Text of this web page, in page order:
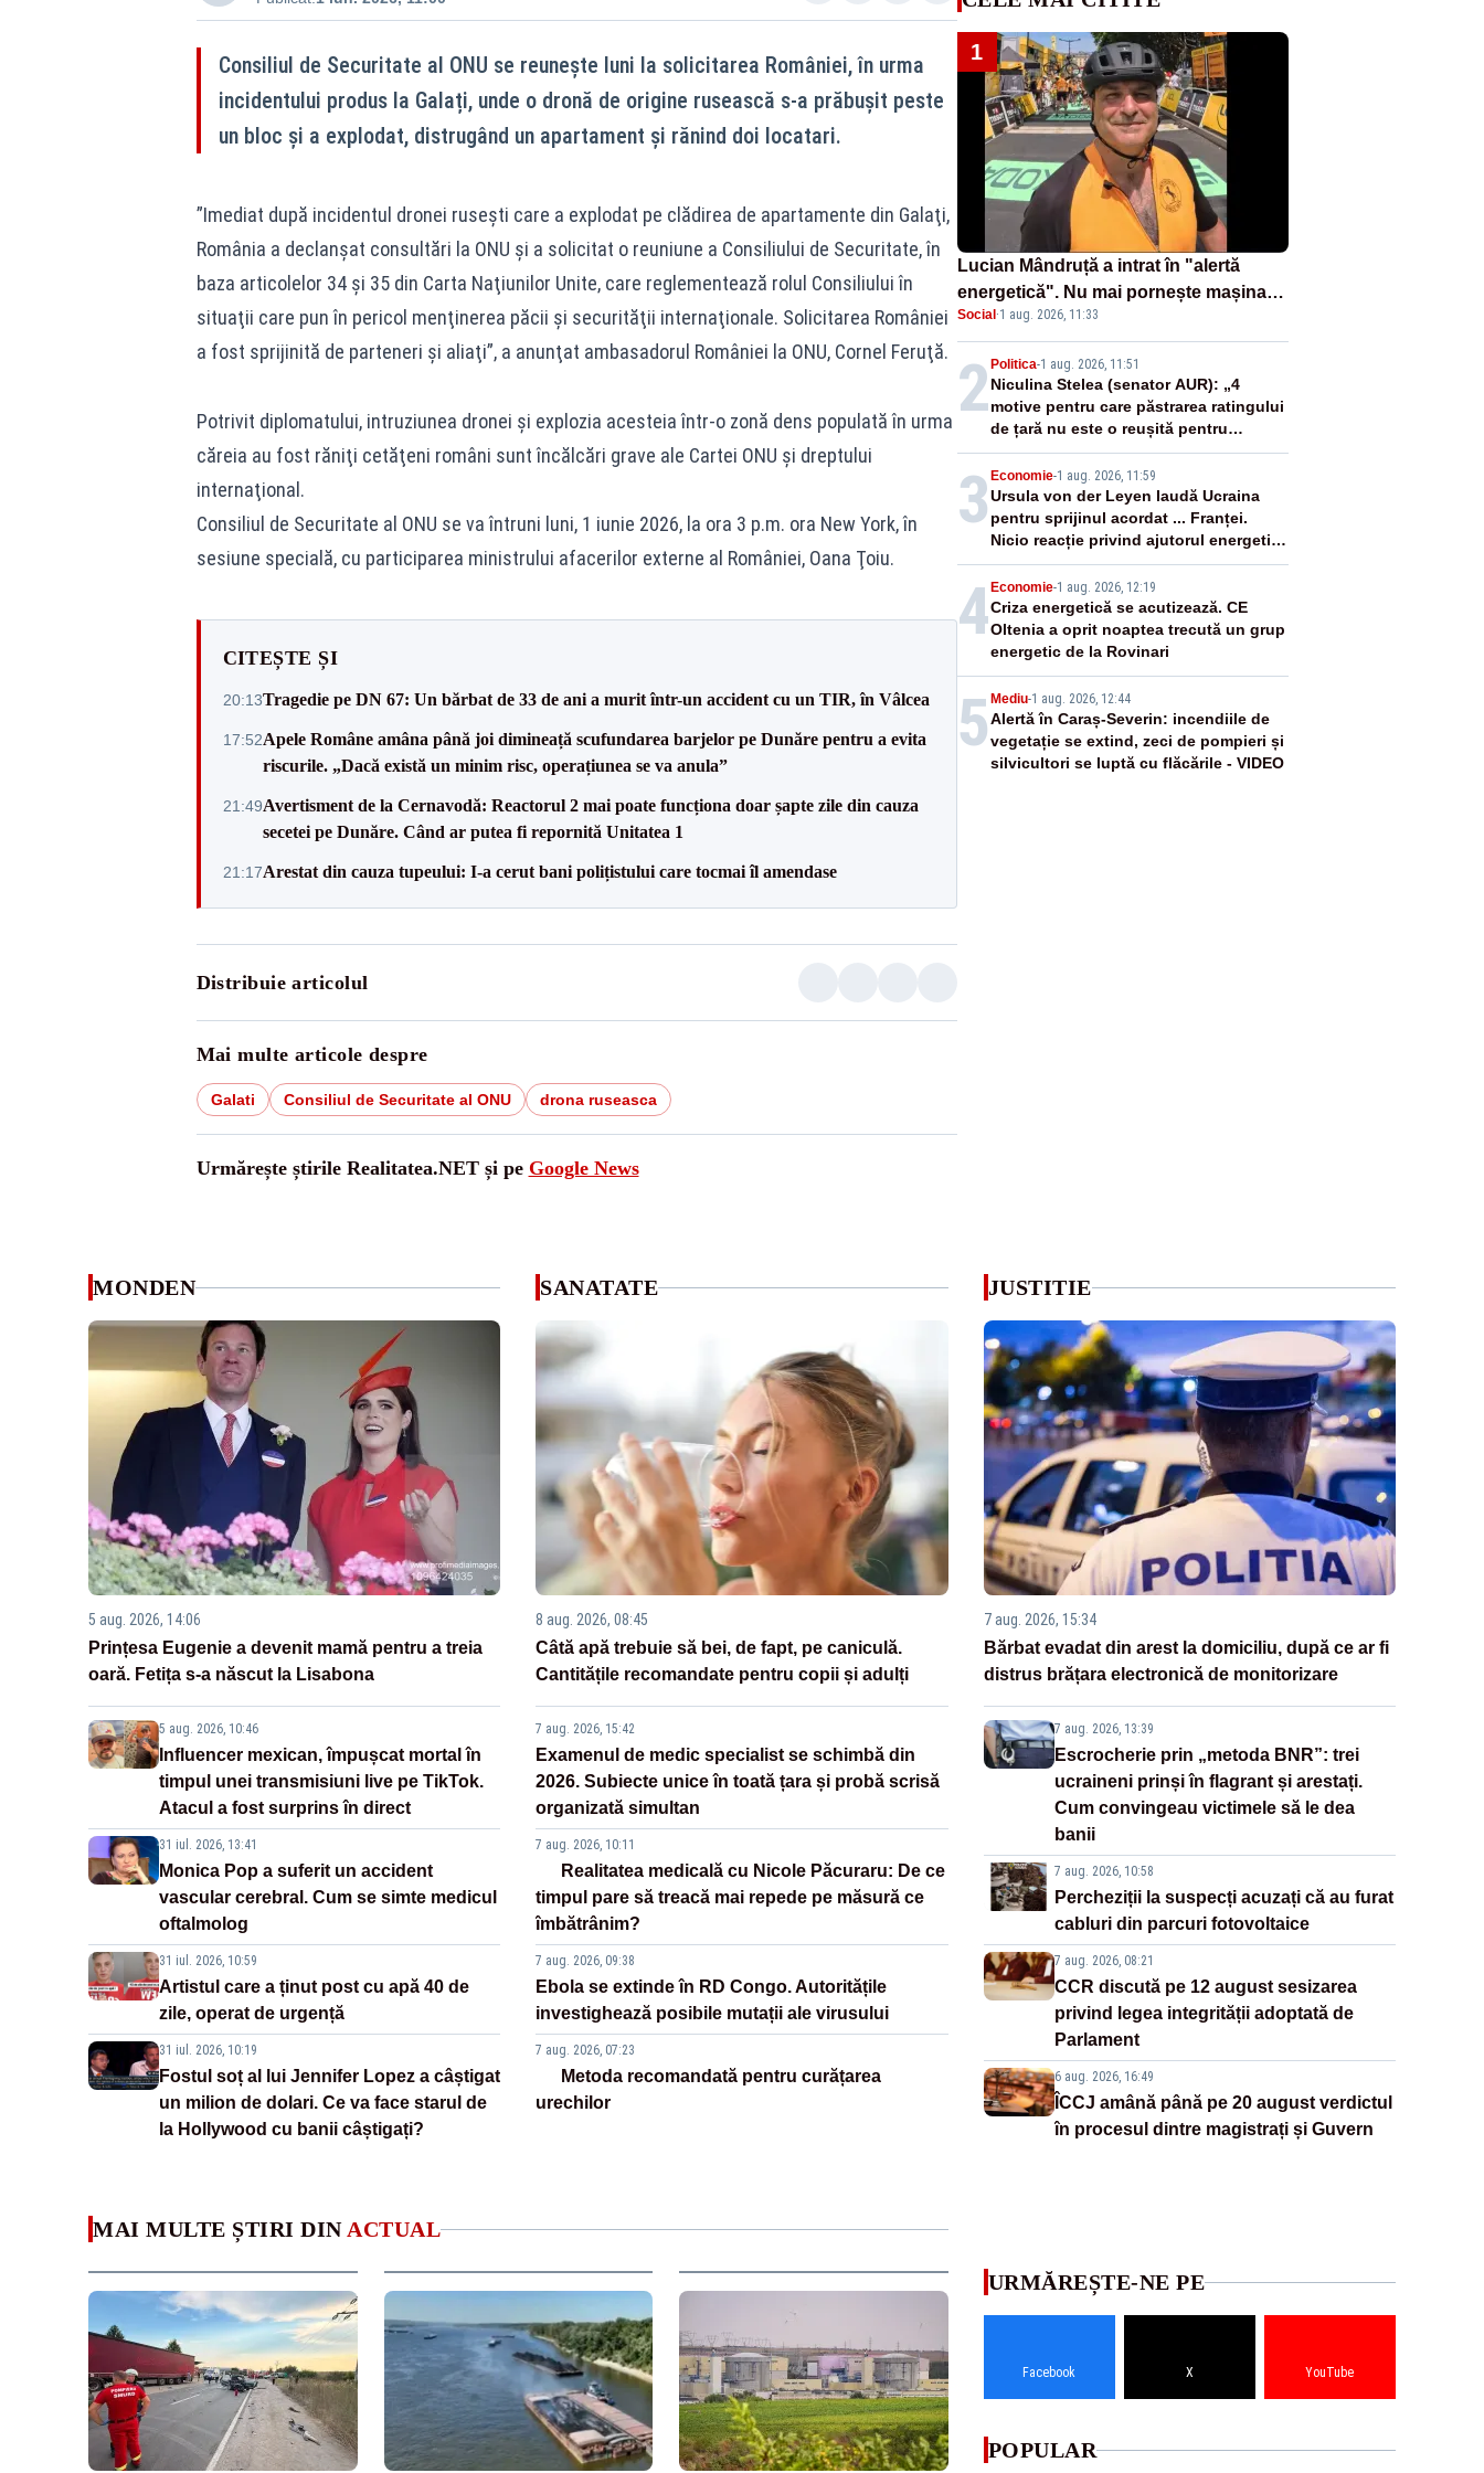
Consiliul de Securitate al ONU se reunește luni la solicitarea României, în urma
incidentului produs la Galați, unde o dronă de origine rusească s-a prăbușit peste
un bloc și a explodat, distrugând un apartament și rănind doi locatari.
”Imediat după incidentul dronei ruseşti care a explodat pe clădirea de apartamente din Galaţi,
România a declanşat consultări la ONU şi a solicitat o reuniune a Consiliului de Securitate, în
baza articolelor 34 şi 35 din Carta Naţiunilor Unite, care reglementează rolul Consiliului în
situaţii care pun în pericol menţinerea păcii şi securităţii internaţionale. Solicitarea României
a fost sprijinită de parteneri şi aliaţi”, a anunţat ambasadorul României la ONU, Cornel Feruţă.
Potrivit diplomatului, intruziunea dronei şi explozia acesteia într-o zonă dens populată în urma
căreia au fost răniţi cetăţeni români sunt încălcări grave ale Cartei ONU şi dreptului
internaţional.
Consiliul de Securitate al ONU se va întruni luni, 1 iunie 2026, la ora 3 p.m. ora New York, în
sesiune specială, cu participarea ministrului afacerilor externe al României, Oana Ţoiu.
CITEȘTE ȘI
20:13Tragedie pe DN 67: Un bărbat de 33 de ani a murit într-un accident cu un TIR, în Vâlcea
17:52Apele Române amâna până joi dimineață scufundarea barjelor pe Dunăre pentru a evita
riscurile. „Dacă există un minim risc, operațiunea se va anula”
21:49Avertisment de la Cernavodă: Reactorul 2 mai poate funcționa doar șapte zile din cauza
secetei pe Dunăre. Când ar putea fi repornită Unitatea 1
21:17Arestat din cauza tupeului: I-a cerut bani polițistului care tocmai îl amendase
Distribuie articolul
Mai multe articole despre
Galati Consiliul de Securitate al ONU drona ruseasca
Urmărește știrile Realitatea.NET și pe Google News
1
Lucian Mândruță a intrat în "alertă
energetică". Nu mai pornește mașina
de spălat seara
Social ·1 aug. 2026, 11:33
2 Politica-1 aug. 2026, 11:51
Niculina Stelea (senator AUR): „4
motive pentru care păstrarea ratingului
de țară nu este o reușită pentru
Guvernul Bolojan”
3 Economie-1 aug. 2026, 11:59
Ursula von der Leyen laudă Ucraina
pentru sprijinul acordat ... Franței.
Nicio reacție privind ajutorul energetic
promis României
4 Economie-1 aug. 2026, 12:19
Criza energetică se acutizează. CE
Oltenia a oprit noaptea trecută un grup
energetic de la Rovinari
5 Mediu-1 aug. 2026, 12:44
Alertă în Caraș-Severin: incendiile de
vegetație se extind, zeci de pompieri și
silvicultori se luptă cu flăcările - VIDEO
MONDEN
5 aug. 2026, 14:06
Prințesa Eugenie a devenit mamă pentru a treia
oară. Fetița s-a născut la Lisabona
5 aug. 2026, 10:46
Influencer mexican, împușcat mortal în
timpul unei transmisiuni live pe TikTok.
Atacul a fost surprins în direct
31 iul. 2026, 13:41
Monica Pop a suferit un accident
vascular cerebral. Cum se simte medicul
oftalmolog
31 iul. 2026, 10:59
Artistul care a ținut post cu apă 40 de
zile, operat de urgență
31 iul. 2026, 10:19
Fostul soț al lui Jennifer Lopez a câștigat
un milion de dolari. Ce va face starul de
la Hollywood cu banii câștigați?
SANATATE
8 aug. 2026, 08:45
Câtă apă trebuie să bei, de fapt, pe caniculă.
Cantitățile recomandate pentru copii și adulți
7 aug. 2026, 15:42
Examenul de medic specialist se schimbă din
2026. Subiecte unice în toată țara și probă scrisă
organizată simultan
7 aug. 2026, 10:11
Realitatea medicală cu Nicole Păcuraru: De ce
timpul pare să treacă mai repede pe măsură ce
îmbătrânim?
7 aug. 2026, 09:38
Ebola se extinde în RD Congo. Autoritățile
investighează posibile mutații ale virusului
7 aug. 2026, 07:23
Metoda recomandată pentru curățarea
urechilor
JUSTITIE
7 aug. 2026, 15:34
Bărbat evadat din arest la domiciliu, după ce ar fi
distrus brățara electronică de monitorizare
7 aug. 2026, 13:39
Escrocherie prin „metoda BNR”: trei
ucraineni prinși în flagrant și arestați.
Cum convingeau victimele să le dea
banii
7 aug. 2026, 10:58
Percheziții la suspecți acuzați că au furat
cabluri din parcuri fotovoltaice
7 aug. 2026, 08:21
CCR discută pe 12 august sesizarea
privind legea integrității adoptată de
Parlament
6 aug. 2026, 16:49
ÎCCJ amână până pe 20 august verdictul
în procesul dintre magistrați și Guvern
MAI MULTE ȘTIRI DIN ACTUAL
URMĂREȘTE-NE PE
Facebook X YouTube
POPULAR